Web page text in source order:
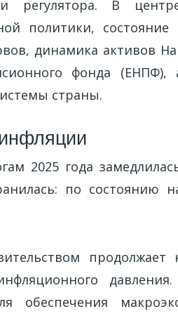
регулятора. В
политики, состояние
динамика активов
фонда (ЕНПФ),
страны.
2025 года
по состоянию
продолжает
обеспечения